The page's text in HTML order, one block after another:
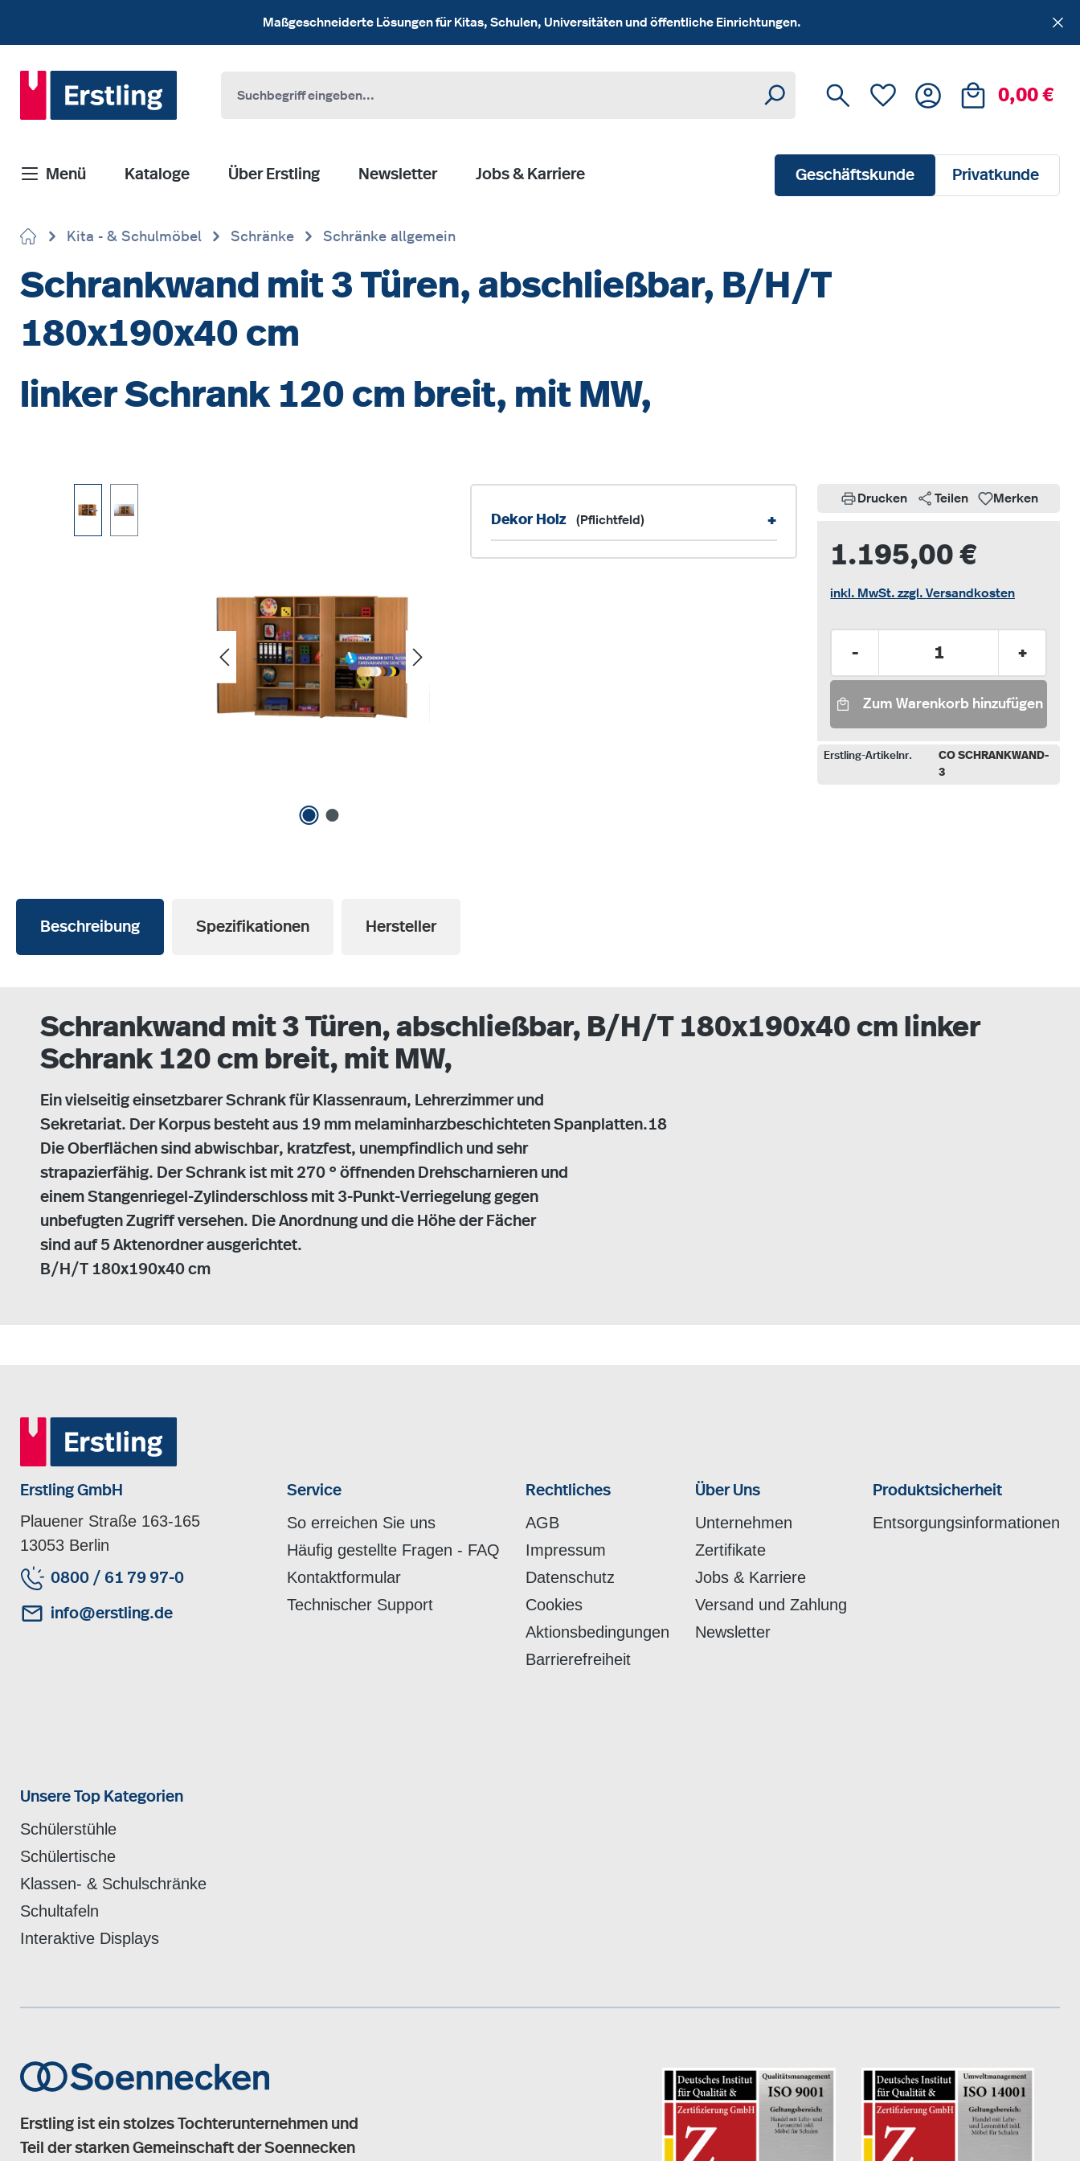
Maßgeschneiderte Lösungen für Kitas, Schulen, Universitäten und öffentliche Einrichtungen.
Du hast 0 Produkte auf dem
0,00 €
Menü Kataloge Über Erstling Newsletter Jobs & Karriere Geschäftskunde Privatkunde
Kita - & Schulmöbel Schränke Schränke allgemein
Schrankwand mit 3 Türen, abschließbar, B/H/T
180x190x40 cm
linker Schrank 120 cm breit, mit MW,
Dekor Holz (Pflichtfeld) +
Drucken Teilen Merken
1.195,00 €
inkl. MwSt. zzgl. Versandkosten
Produkt Anzahl: Gib den
- +
Zum Warenkorb hinzufügen
Erstling-Artikelnr.
CO SCHRANKWAND-
3
Beschreibung Spezifikationen Hersteller
Schrankwand mit 3 Türen, abschließbar, B/H/T 180x190x40 cm linker
Schrank 120 cm breit, mit MW,
Ein vielseitig einsetzbarer Schrank für Klassenraum, Lehrerzimmer und
Sekretariat. Der Korpus besteht aus 19 mm melaminharzbeschichteten Spanplatten.18
Die Oberflächen sind abwischbar, kratzfest, unempfindlich und sehr
strapazierfähig. Der Schrank ist mit 270 ° öffnenden Drehscharnieren und
einem Stangenriegel-Zylinderschloss mit 3-Punkt-Verriegelung gegen
unbefugten Zugriff versehen. Die Anordnung und die Höhe der Fächer
sind auf 5 Aktenordner ausgerichtet.
B/H/T 180x190x40 cm
Erstling GmbH
Plauener Straße 163-165
13053 Berlin
0800 / 61 79 97-0
info@erstling.de
Service
So erreichen Sie uns
Häufig gestellte Fragen - FAQ
Kontaktformular
Technischer Support
Rechtliches
AGB
Impressum
Datenschutz
Cookies
Aktionsbedingungen
Barrierefreiheit
Über Uns
Unternehmen
Zertifikate
Jobs & Karriere
Versand und Zahlung
Newsletter
Produktsicherheit
Entsorgungsinformationen
Unsere Top Kategorien
Schülerstühle
Schülertische
Klassen- & Schulschränke
Schultafeln
Interaktive Displays
Erstling ist ein stolzes Tochterunternehmen und
Teil der starken Gemeinschaft der Soennecken